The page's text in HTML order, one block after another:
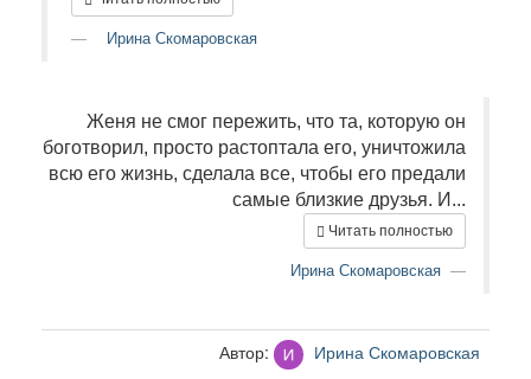
Ирина Скомаровская
Женя не смог пережить, что та, которую он
боготворил, просто растоптала его, уничтожила
всю его жизнь, сделала все, чтобы его предали
самые близкие друзья. И...
Читать полностью
Ирина Скомаровская
Автор: Ирина Скомаровская